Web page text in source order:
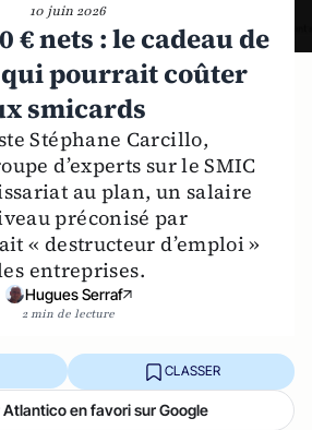
10 juin 2026
€ nets : le cadeau de
pourrait coûter
smicards
Stéphane Carcillo,
d’experts sur le SMIC
au plan, un salaire
préconisé par
« destructeur d’emploi »
entreprises.
Hugues Serraf
2 min de lecture
CLASSER
en favori sur Google